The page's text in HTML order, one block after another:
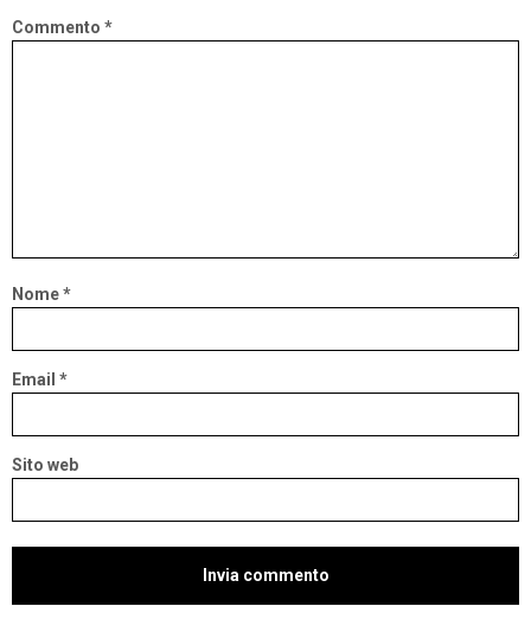
Commento *
Nome*
Email *
Sito web